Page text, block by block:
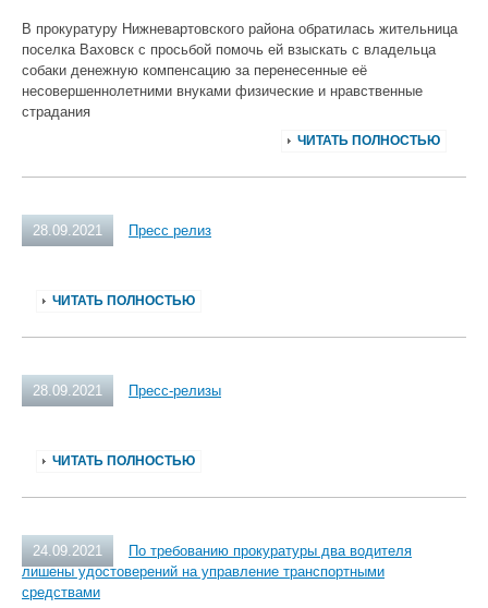
В прокуратуру Нижневартовского района обратилась жительница
поселка Ваховск с просьбой помочь ей взыскать с владельца
собаки денежную компенсацию за перенесенные её
несовершеннолетними внуками физические и нравственные
страдания
ЧИТАТЬ ПОЛНОСТЬЮ
28.09.2021 Пресс релиз
ЧИТАТЬ ПОЛНОСТЬЮ
28.09.2021 Пресс-релизы
ЧИТАТЬ ПОЛНОСТЬЮ
24.09.2021
По требованию прокуратуры два водителя
лишены удостоверений на управление транспортными
средствами